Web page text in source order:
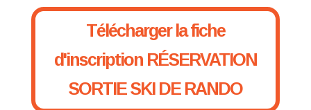
Télécharger la fiche
d'inscription RÉSERVATION
SORTIE SKI DE RANDO